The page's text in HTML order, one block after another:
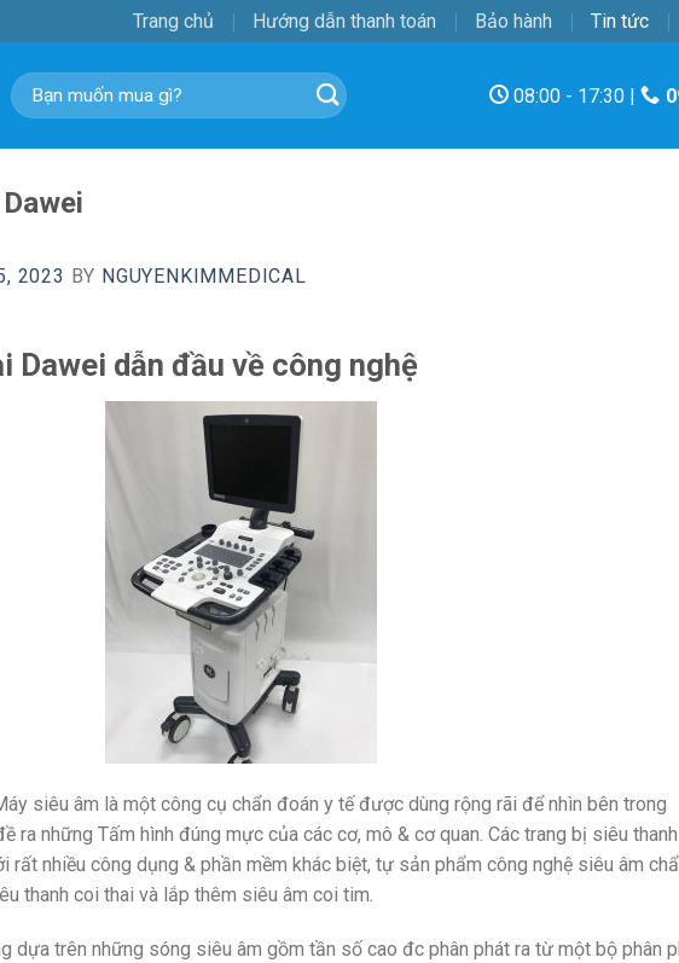
Trang chủ Hướng dẫn thanh toán Bảo hành Tin tức
Tìm
kiếm:
08:00 - 17:30 |
2023 BY NGUYENKIMMEDICAL
Dawei dẫn đầu về công nghệ
siêu âm là một công cụ chẩn đoán y tế được dùng rộng rãi để nhìn bên trong
ra những Tấm hình đúng mực của các cơ, mô & cơ quan. Các trang bị siêu thanh
rất nhiều công dụng & phần mềm khác biệt, tự sản phẩm công nghệ siêu âm
thanh coi thai và lắp thêm siêu âm coi tim.
dựa trên những sóng siêu âm gồm tần số cao đc phân phát ra từ một bộ phân